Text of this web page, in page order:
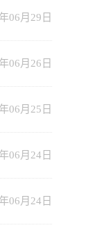
06月29日
06月26日
06月25日
06月24日
06月24日